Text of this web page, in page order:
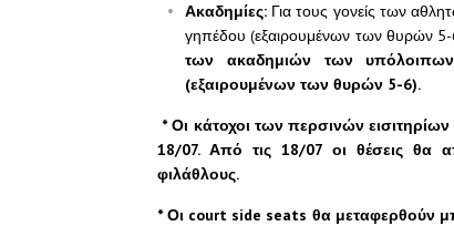
Ακαδημίες: Για τους γονείς των
γηπέδου (εξαιρουμένων των θυρών 5-
των ακαδημιών των
(εξαιρουμένων των θυρών 5-6).
* Οι κάτοχοι των περσινών
18/07. Από τις 18/07 οι θέσεις θα
φιλάθλους.
* Οι court side seats θα μεταφερθούν